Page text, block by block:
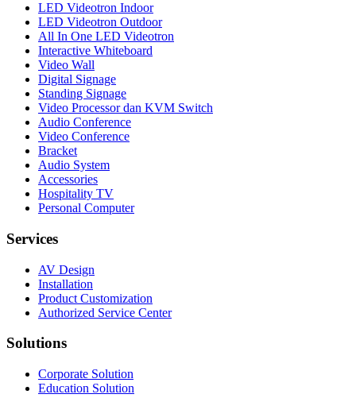
LED Videotron Indoor
LED Videotron Outdoor
All In One LED Videotron
Interactive Whiteboard
Video Wall
Digital Signage
Standing Signage
Video Processor dan KVM Switch
Audio Conference
Video Conference
Bracket
Audio System
Accessories
Hospitality TV
Personal Computer
Services
AV Design
Installation
Product Customization
Authorized Service Center
Solutions
Corporate Solution
Education Solution